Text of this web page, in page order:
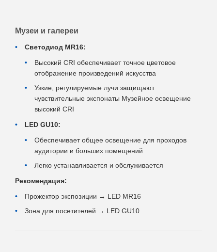
Музеи и галереи
Светодиод MR16:
Высокий CRI обеспечивает точное цветовое
отображение произведений искусства
Узкие, регулируемые лучи защищают
чувствительные экспонаты Музейное освещение
высокий CRI
LED GU10:
Обеспечивает общее освещение для проходов
аудитории и больших помещений
Легко устанавливается и обслуживается
Рекомендация:
Прожектор экспозиции → LED MR16
Зона для посетителей → LED GU10